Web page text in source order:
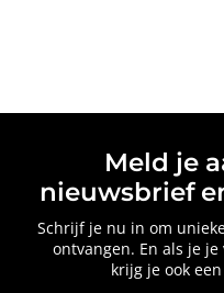
Meld je
nieuwsbrief
Schrijf je nu in om
ontvangen. En als je
krijg je ook